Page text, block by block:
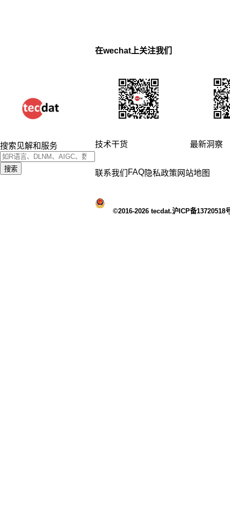
搜索见解和服务
搜索
在wechat上关注我们
技术干货 最新洞察
联系我们 FAQ隐私政策 网站地图
©2016-2026 tecdat.沪ICP备13720518